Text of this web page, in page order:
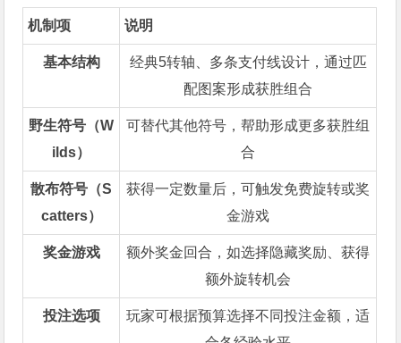
机制项 说明
基本结构
经典5转轴、多条支付线设计，通过匹
配图案形成获胜组合
野生符号（W
ilds）
可替代其他符号，帮助形成更多获胜组
合
散布符号（S
catters）
获得一定数量后，可触发免费旋转或奖
金游戏
奖金游戏
额外奖金回合，如选择隐藏奖励、获得
额外旋转机会
投注选项
玩家可根据预算选择不同投注金额，适